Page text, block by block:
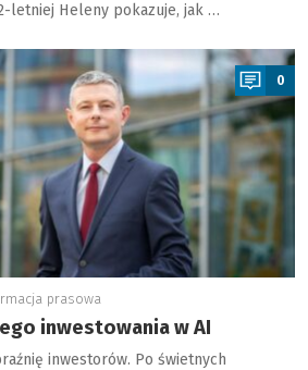
letniej Heleny pokazuje, jak …
0
prasowa
inwestowania w AI
inwestorów. Po świetnych